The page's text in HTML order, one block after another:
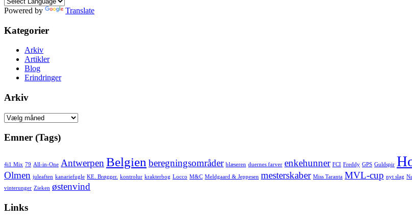
Powered by Translate
Kategorier
Arkiv
Artikler
Blog
Erindringer
Arkiv
Arkiv
Emner (Tags)
4i1 Mix 79 All-in-One Antwerpen Belgien beregningsområder blæseren duernes farver enkehunner FCI Freddy GPS Guldspir
Olmen juleaften kanariefugle KE. Brøgger. kontrolur krakterbog Locco M&C Meldgaard & Jeppesen mesterskaber Miss Taranta MVL-cup nyt slag
vinterunger Zieken østenvind
Links